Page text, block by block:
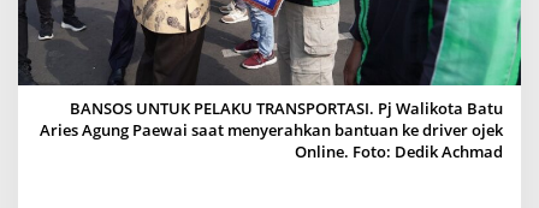
L
T
K
E
L
BANSOS UNTUK PELAKU TRANSPORTASI. Pj Walikota Batu
Aries Agung Paewai saat menyerahkan bantuan ke driver ojek
Online. Foto: Dedik Achmad